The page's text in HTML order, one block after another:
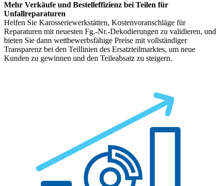
Mehr Verkäufe und Bestelleffizienz bei Teilen für
Unfallreparaturen
Helfen Sie Karosseriewerkstätten, Kostenvoranschläge für
Reparaturen mit neuesten Fg.-Nr.-Dekodierungen zu validieren, und
bieten Sie dann wettbewerbsfähige Preise mit vollständiger
Transparenz bei den Teillinien des Ersatzteilmarktes, um neue
Kunden zu gewinnen und den Teileabsatz zu steigern.